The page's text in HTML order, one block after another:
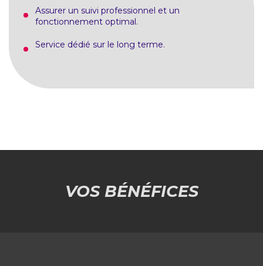
Assurer un suivi professionnel et un
fonctionnement optimal.
Service dédié sur le long terme.
VOS BÉNÉFICES